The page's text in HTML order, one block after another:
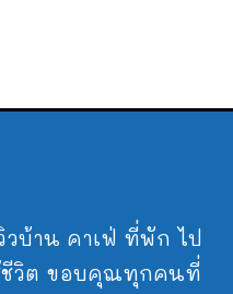
บ้าน คาเฟ่ ที่พัก ไป
ชีวิต ขอบคุณทุกคนที่